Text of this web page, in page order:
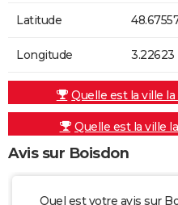
Latitude
Longitude 3.22623
Quelle est la ville
Quelle est la ville
Avis sur Boisdon
Quel est votre avis sur